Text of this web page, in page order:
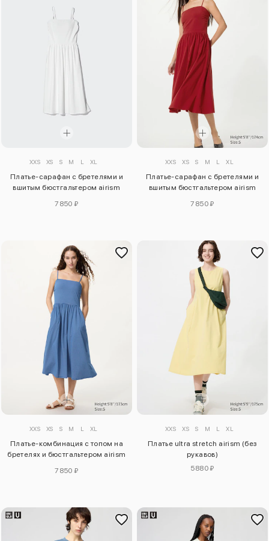
XXS XS S M L XL
Платье-сарафан с бретелями и
вшитым бюстгальтером airism
7850 ₽
XXS XS S M L XL
Платье-сарафан с бретелями и
вшитым бюстгальтером airism
7850 ₽
XXS XS S M L XL
Платье-комбинация с топом на
бретелях и бюстгальтером airism
7850 ₽
XXS XS S M L XL
Платье ultra stretch airism (без
рукавов)
5880 ₽